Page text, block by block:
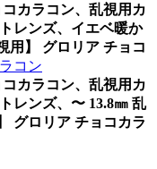
コカラコン、乱視用カ
レンズ、イエベ暖か
用】 グロリア チョコ
コン
コカラコン、乱視用カ
レンズ、〜 13.8㎜ 乱
グロリア チョコカラ